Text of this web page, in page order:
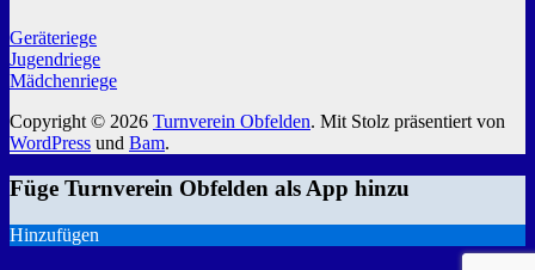
Geräteriege
Jugendriege
Mädchenriege
Copyright © 2026 Turnverein Obfelden. Mit Stolz präsentiert von
WordPress und Bam.
Füge Turnverein Obfelden als App hinzu
Hinzufügen